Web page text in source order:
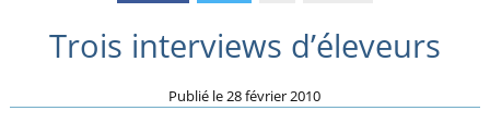
Trois interviews d’éleveurs
Publié le28 février 2010